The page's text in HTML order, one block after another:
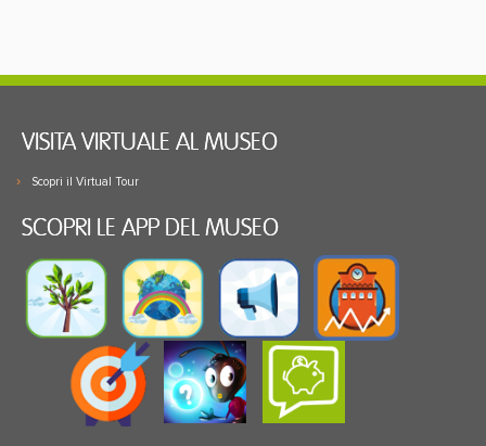
VISITA VIRTUALE AL MUSEO
Scopri il Virtual Tour
SCOPRI LE APP DEL MUSEO